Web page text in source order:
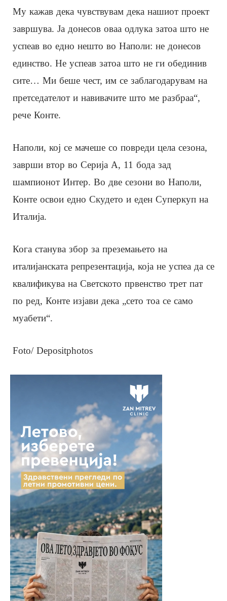
Му кажав дека чувствувам дека нашиот проект
завршува. Ја донесов оваа одлука затоа што не
успеав во едно нешто во Наполи: не донесов
единство. Не успеав затоа што не ги обединив
сите… Ми беше чест, им се заблагодарувам на
претседателот и навивачите што ме разбраа“,
рече Конте.
Наполи, кој се мачеше со повреди цела сезона,
заврши втор во Серија А, 11 бода зад
шампионот Интер. Во две сезони во Наполи,
Конте освои едно Скудето и еден Суперкуп на
Италија.
Кога станува збор за преземањето на
италијанската репрезентација, која не успеа да се
квалификува на Светското првенство трет пат
по ред, Конте изјави дека „сето тоа се само
муабети“.
Foto/ Depositphotos